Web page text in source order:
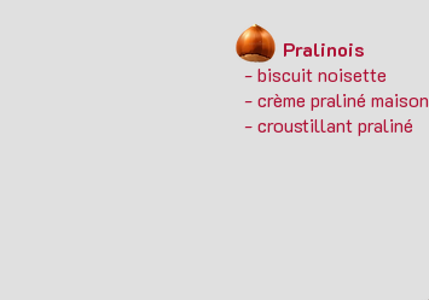
Pralinois
- biscuit noisette
- crème praliné maison
- croustillant praliné